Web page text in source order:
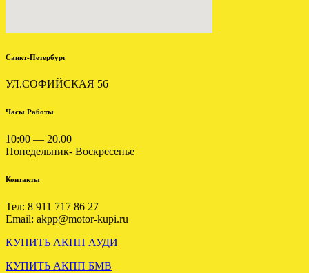
Установлена акпп КИА
Карнивал 2.5 F4A51
Санкт-Петербург
УЛ.СОФИЙСКАЯ 56
Часы Работы
10:00 — 20.00
Понедельник- Воскресенье
Контакты
Тел: 8 911 717 86 27
Email: akpp@motor-kupi.ru
КУПИТЬ АКПП АУДИ
КУПИТЬ АКПП БМВ